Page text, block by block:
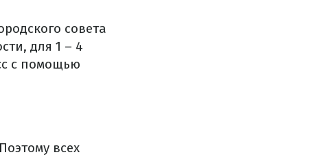
совета
для 1 – 4
с помощью
всех